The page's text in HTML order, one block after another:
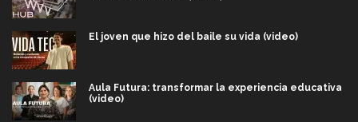
El joven que hizo del baile su vida (video)
Aula Futura: transformar la experiencia educativa
(video)